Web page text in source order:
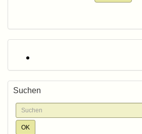
Suchen